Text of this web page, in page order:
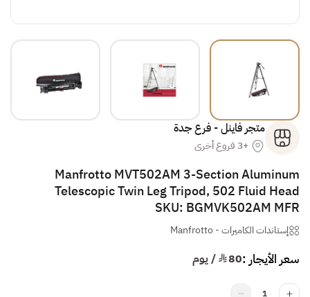
متجر فاينل - فرع جدة
+3 فروع أخرى
Manfrotto MVT502AM 3-Section Aluminum
Telescopic Twin Leg Tripod, 502 Fluid Head
SKU: BGMVK502AM MFR
إستاندات الكاميرات-
Manfrotto
سعر الأيجار :80¥ / يوم
1